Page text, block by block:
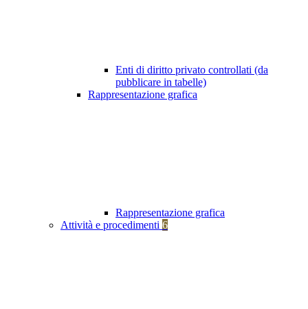
Enti di diritto privato controllati (da
pubblicare in tabelle)
Rappresentazione grafica
Rappresentazione grafica
Attività e procedimenti 6